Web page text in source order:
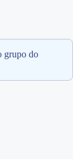
grupo do